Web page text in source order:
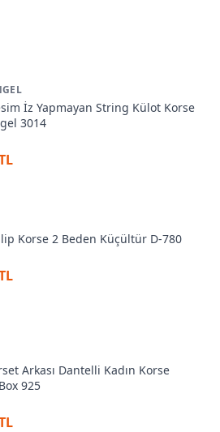
İz Yapmayan String Külot Korse
3014
Korse 2 Beden Küçültür D-780
Arkası Dantelli Kadın Korse
925